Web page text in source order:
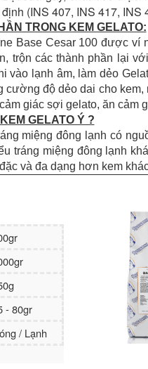
(INS 407, INS 417,
TRONG KEM GELATO:
Base Cesar 100 được
trộn các thành phần lại
vào lạnh âm, làm dẻo
cường độ dẻo dai cho
giác sợi gelato, ăn cảm
GELATO Ý ?
miệng đông lạnh có
tráng miệng đông lạnh
và đa dạng hơn kem
- 80gr
/ Lạnh